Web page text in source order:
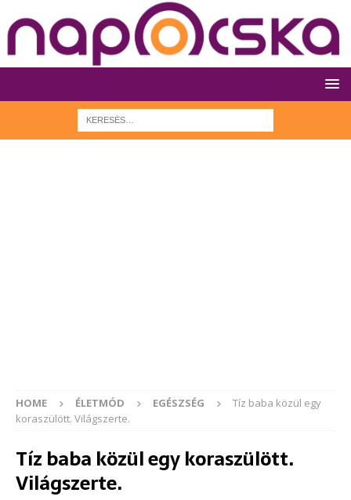
HOME ÉLETMÓD EGÉSZSÉG
Tíz baba közül egy
koraszülött. Világszerte.
Tíz baba közül egy koraszülött.
Világszerte.